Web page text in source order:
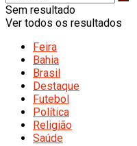
Sem resultado
Ver todos os resultados
Feira
Bahia
Brasil
Destaque
Futebol
Política
Religião
Saúde